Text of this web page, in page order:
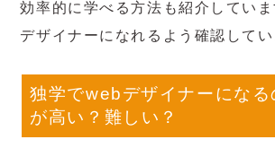
効率的に学べる方法も紹介してい
デザイナーになれるよう確認してい
独学でwebデザイナーになる
が高い？難しい？